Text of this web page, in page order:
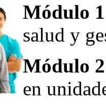
Módulo 1
salud y
Módulo 2
en